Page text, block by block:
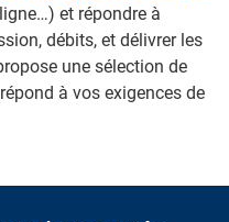
et répondre à
débits, et délivrer les
une sélection de
à vos exigences de